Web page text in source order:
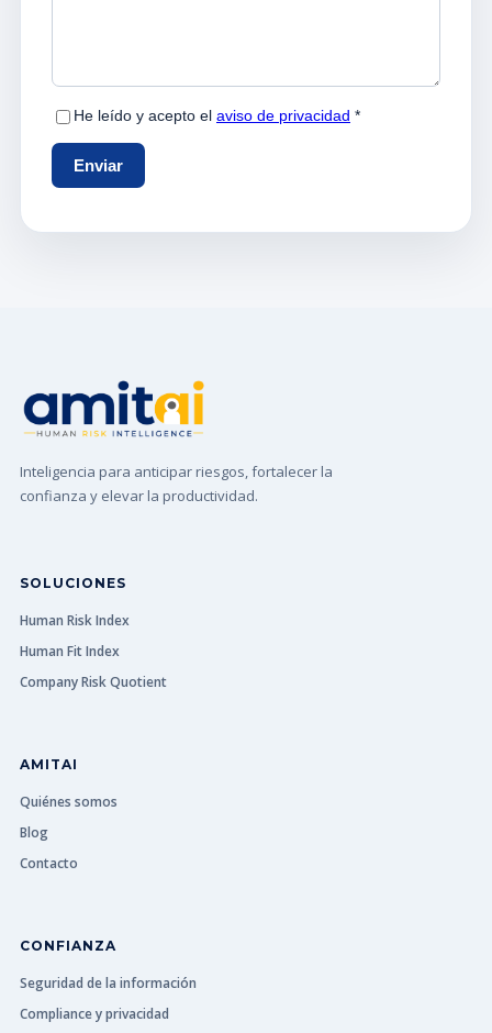
Inteligencia para anticipar riesgos, fortalecer la
confianza y elevar la productividad.
SOLUCIONES
Human Risk Index
Human Fit Index
Company Risk Quotient
AMITAI
Quiénes somos
Blog
Contacto
CONFIANZA
Seguridad de la información
Compliance y privacidad